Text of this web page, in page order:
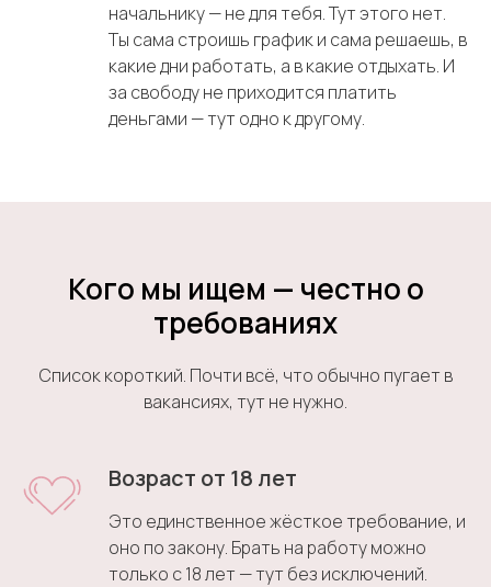
начальнику — не для тебя. Тут этого нет.
Ты сама строишь график и сама решаешь, в
какие дни работать, а в какие отдыхать. И
за свободу не приходится платить
деньгами — тут одно к другому.
Кого мы ищем — честно о
требованиях
Список короткий. Почти всё, что обычно пугает в
вакансиях, тут не нужно.
Возраст от 18 лет
Это единственное жёсткое требование, и
оно по закону. Брать на работу можно
только с 18 лет — тут без исключений.